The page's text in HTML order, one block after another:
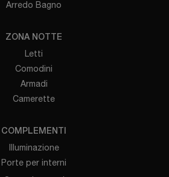
Arredo Bagno
ZONA NOTTE
Letti
Comodini
Armadi
Camerette
COMPLEMENTI
Illuminazione
Porte per interni